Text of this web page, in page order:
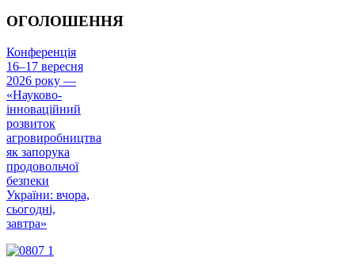
ОГОЛОШЕННЯ
Конференція
16–17 вересня
2026 року —
«Науково-
інноваційний
розвиток
агровиробництва
як запорука
продовольчої
безпеки
України: вчора,
сьогодні,
завтра»